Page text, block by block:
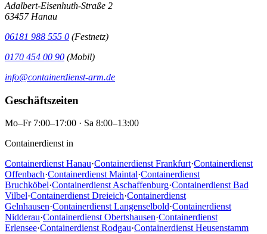
Adalbert-Eisenhuth-Straße 2
63457 Hanau
06181 988 555 0 (Festnetz)
0170 454 00 90 (Mobil)
info@containerdienst-arm.de
Geschäftszeiten
Mo–Fr 7:00–17:00 · Sa 8:00–13:00
Containerdienst in
Containerdienst Hanau·Containerdienst Frankfurt·Containerdienst
Offenbach·Containerdienst Maintal·Containerdienst
Bruchköbel·Containerdienst Aschaffenburg·Containerdienst Bad
Vilbel·Containerdienst Dreieich·Containerdienst
Gelnhausen·Containerdienst Langenselbold·Containerdienst
Nidderau·Containerdienst Obertshausen·Containerdienst
Erlensee·Containerdienst Rodgau·Containerdienst Heusenstamm